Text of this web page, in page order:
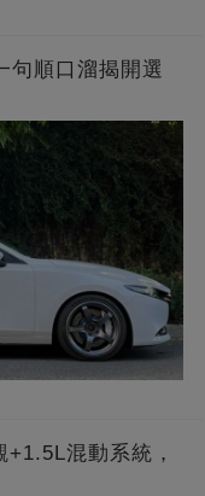
句順口溜揭開選
混動系統，